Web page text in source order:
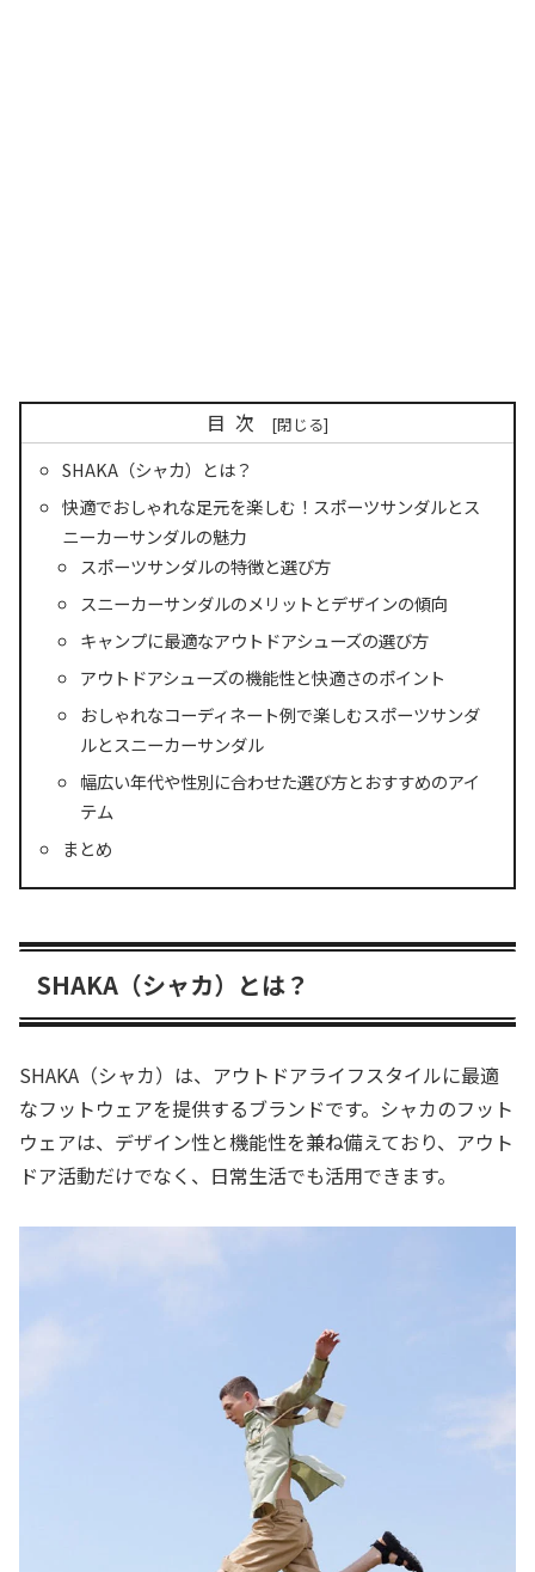
目次
SHAKA（シャカ）とは？
快適でおしゃれな足元を楽しむ！スポーツサンダルとス
ニーカーサンダルの魅力
スポーツサンダルの特徴と選び方
スニーカーサンダルのメリットとデザインの傾向
キャンプに最適なアウトドアシューズの選び方
アウトドアシューズの機能性と快適さのポイント
おしゃれなコーディネート例で楽しむスポーツサンダ
ルとスニーカーサンダル
幅広い年代や性別に合わせた選び方とおすすめのアイ
テム
まとめ
SHAKA（シャカ）とは？
SHAKA（シャカ）は、アウトドアライフスタイルに最適
なフットウェアを提供するブランドです。シャカのフット
ウェアは、デザイン性と機能性を兼ね備えており、アウト
ドア活動だけでなく、日常生活でも活用できます。